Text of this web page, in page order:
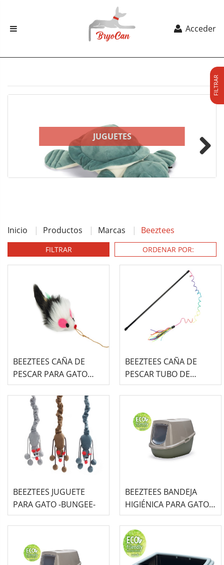
Acceder
JUGUETES
Inicio Productos Marcas Beeztees
FILTRAR
FILTRAR
BEEZTEES CAÑA DE
PESCAR PARA GATO
CON RATÓN 36 UND
BEEZTEES CAÑA DE
PESCAR TUBO DE
ARCOÍRIS 30UND
BEEZTEES JUGUETE
PARA GATO -BUNGEE-
BEEZTEES BANDEJA
HIGIÉNICA PARA GATOS
VERDE ECO -NORAH-